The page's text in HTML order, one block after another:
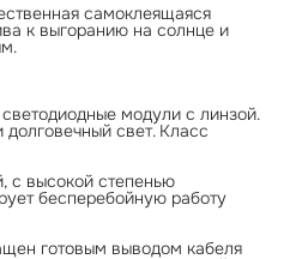
самоклеящаяся
к выгоранию на солнце и
модули с линзой.
свет. Класс
с высокой степенью
бесперебойную работу
готовым выводом кабеля